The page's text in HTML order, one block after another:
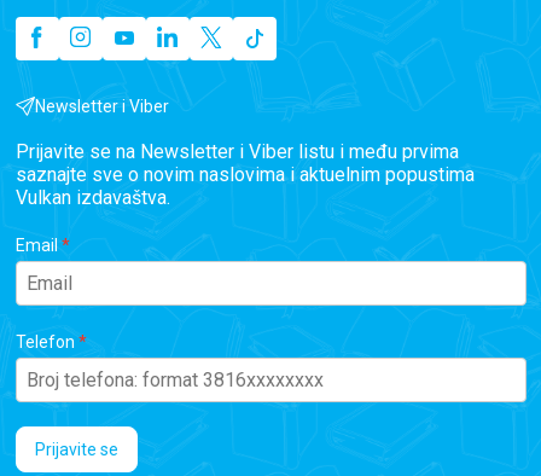
Newsletter i Viber
Prijavite se na Newsletter i Viber listu i među prvima
saznajte sve o novim naslovima i aktuelnim popustima
Vulkan izdavaštva.
Email
Telefon
Prijavite se